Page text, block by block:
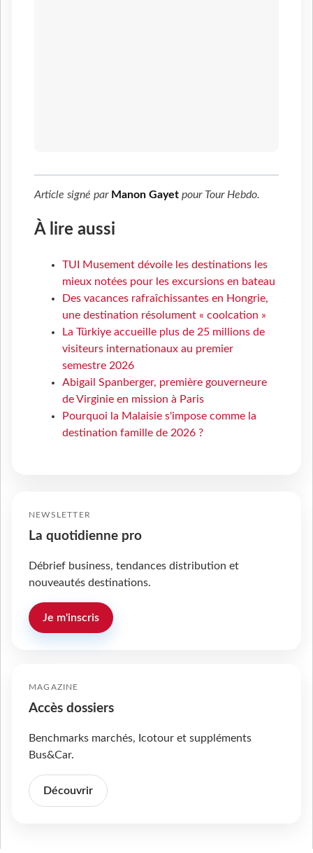
Article signé par Manon Gayet pour Tour Hebdo.
À lire aussi
TUI Musement dévoile les destinations les
mieux notées pour les excursions en bateau
Des vacances rafraîchissantes en Hongrie,
une destination résolument « coolcation »
La Türkiye accueille plus de 25 millions de
visiteurs internationaux au premier
semestre 2026
Abigail Spanberger, première gouverneure
de Virginie en mission à Paris
Pourquoi la Malaisie s'impose comme la
destination famille de 2026 ?
NEWSLETTER
La quotidienne pro
Débrief business, tendances distribution et
nouveautés destinations.
Je m'inscris
MAGAZINE
Accès dossiers
Benchmarks marchés, Icotour et suppléments
Bus&Car.
Découvrir